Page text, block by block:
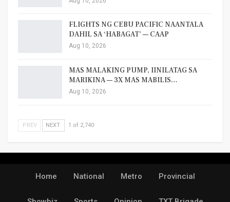
FLIGHTS NG CEBU PACIFIC NAANTALA
DAHIL SA ‘HABAGAT’ — CAAP
Aug 10, 2026
MAS MALAKING PUMP, IINILATAG SA
MARIKINA — 3X MAS MABILIS…
Aug 10, 2026
PREV NEXT 1 of 2,740
Home National Metro Provincial